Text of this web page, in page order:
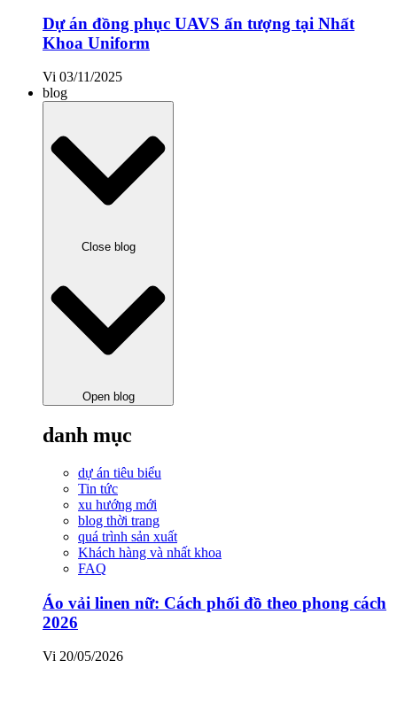
Dự án đồng phục UAVS ấn tượng tại Nhất
Khoa Uniform
Vi 03/11/2025
blog
Close blog
Open blog
danh mục
dự án tiêu biểu
Tin tức
xu hướng mới
blog thời trang
quá trình sản xuất
Khách hàng và nhất khoa
FAQ
Áo vải linen nữ: Cách phối đồ theo phong cách
2026
Vi 20/05/2026